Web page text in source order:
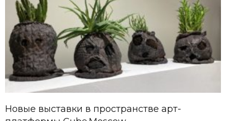
Новые выставки в пространстве арт-